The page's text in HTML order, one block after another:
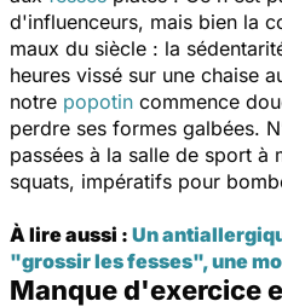
d'influenceurs, mais bien la
maux du siècle : la
heures vissé sur une chaise
notre popotin commence
perdre ses formes galbées.
passées à la salle de sport à
squats, impératifs pour
À lire aussi : Un
"grossir les fesses", une
Manque d'exercice